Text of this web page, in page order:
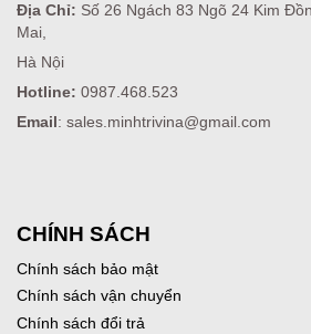
Địa Chỉ: Số 26 Ngách 83 Ngõ 24 Kim
Mai,
Hà Nội
Hotline: 0987.468.523
Email : sales.minhtrivina@gmail.com
CHÍNH SÁCH
Chính sách bảo mật
Chính sách vận chuyển
Chính sách đổi trả